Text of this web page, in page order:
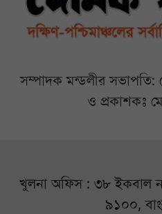
সম্পাদক মন্ডলীর
ও প্রকাশকঃ
খুলনা অফিস : ৩৮ ইকবাল
৯১০০,